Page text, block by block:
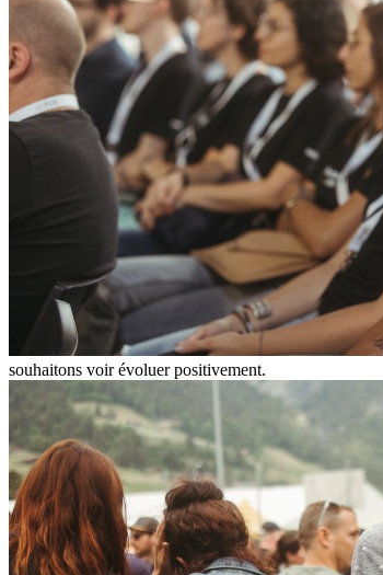
souhaitons voir évoluer positivement.